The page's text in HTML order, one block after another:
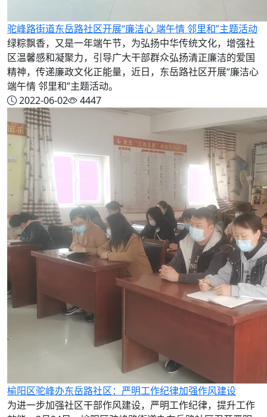
驼峰路街道东岳路社区开展“廉洁心 端午情 邻里和”主题活动
绿粽飘香，又是一年端午节，为弘扬中华传统文化，增强社
区温馨感和凝聚力，引导广大干部群众弘扬清正廉洁的爱国
精神，传递廉政文化正能量，近日，东岳路社区开展“廉洁心
端午情 邻里和”主题活动。
2022-06-02
4447
榆阳区驼峰办东岳路社区：严明工作纪律加强作风建设
为进一步加强社区干部作风建设，严明工作纪律，提升工作